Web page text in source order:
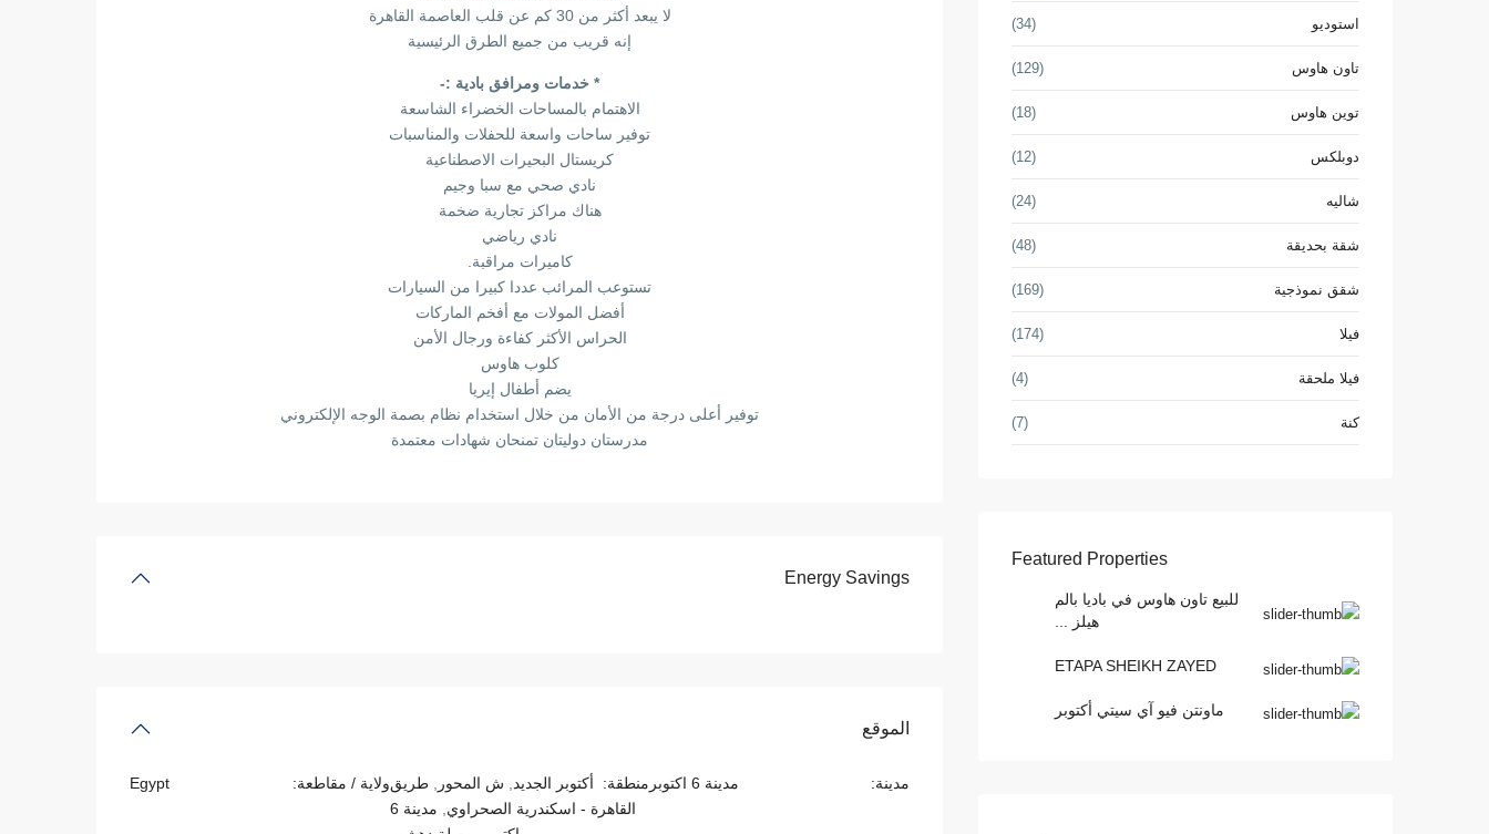
لا يبعد أكثر من 30 كم عن قلب العاصمة القاهرة
إنه قريب من جميع الطرق الرئيسية
* خدمات ومرافق بادية :-
الاهتمام بالمساحات الخضراء الشاسعة
توفير ساحات واسعة للحفلات والمناسبات
كريستال البحيرات الاصطناعية
نادي صحي مع سبا وجيم
هناك مراكز تجارية ضخمة
نادي رياضي
كاميرات مراقبة.
تستوعب المرائب عددا كبيرا من السيارات
أفضل المولات مع أفخم الماركات
الحراس الأكثر كفاءة ورجال الأمن
كلوب هاوس
يضم أطفال إيريا
توفير أعلى درجة من الأمان من خلال استخدام نظام بصمة الوجه الإلكتروني
مدرستان دوليتان تمنحان شهادات معتمدة
Energy Savings
الموقع
مدينة: مدينة 6 اكتوبر منطقة: أكتوبر الجديد ش المحور ,طريق
القاهرة - اسكندرية الصحراوي
مدينة 6
ولاية / مقاطعة: Egypt
استوديو (34)
تاون هاوس (129)
توين هاوس (18)
دوبلكس (12)
شاليه (24)
شقة بحديقة (48)
شقق نموذجية (169)
فيلا (174)
فيلا ملحقة (4)
كنة (7)
Featured Properties
للبيع تاون هاوس في باديا بالم
هيلز ...
ETAPA SHEIKH ZAYED
ماونتن فيو آي سيتي أكتوبر